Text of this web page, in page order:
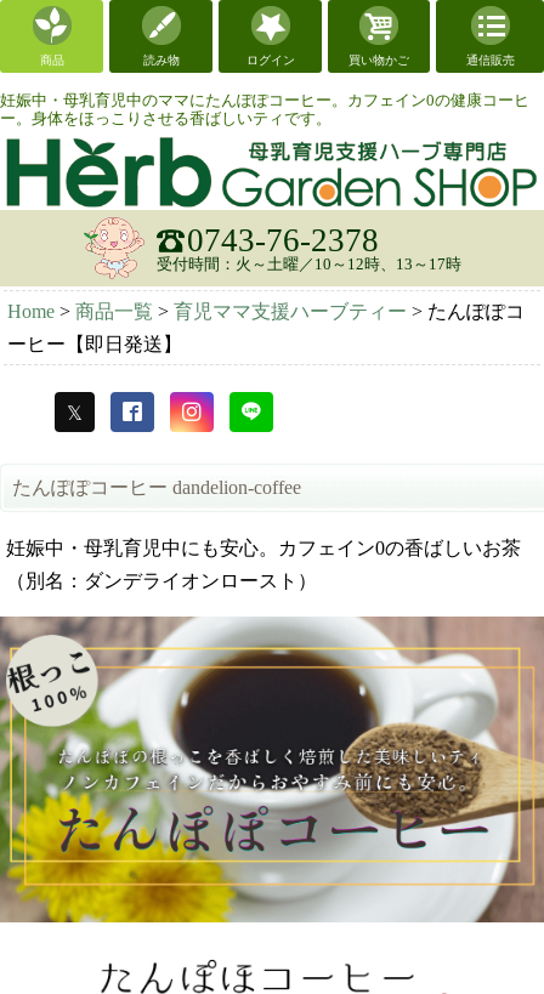
商品 読み物 ログイン 買い物かご 通信販売
妊娠中・母乳育児中のママにたんぽぽコーヒー。カフェイン0の健康コーヒ
ー。身体をほっこりさせる香ばしいティです。
0743-76-2378
受付時間：火～土曜／10～12時、13～17時
Home > 商品一覧 > 育児ママ支援ハーブティー > たんぽぽコ
ーヒー【即日発送】
たんぽぽコーヒー dandelion-coffee
妊娠中・母乳育児中にも安心。カフェイン0の香ばしいお茶
（別名：ダンデライオンロースト）